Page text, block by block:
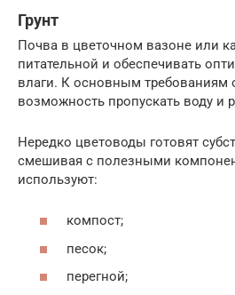
Грунт
Почва в цветочном вазоне или
питательной и обеспечивать
влаги. К основным требованиям
возможность пропускать воду и
Нередко цветоводы готовят
смешивая с полезными
используют:
компост;
песок;
перегной;